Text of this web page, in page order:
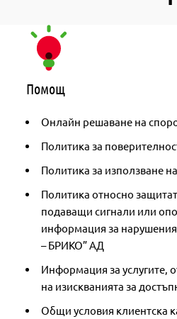
Помощ
Онлайн решаване на
Политика за
Политика за използване
Политика относно
подаващи сигнали или
информация за
– БРИКО” АД
Информация за услугите,
на изискванията за
Общи условия клиентска